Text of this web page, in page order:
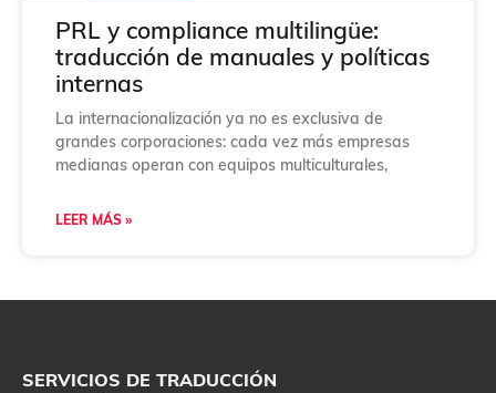
PRL y compliance multilingüe:
traducción de manuales y políticas
internas
La internacionalización ya no es exclusiva de
grandes corporaciones: cada vez más empresas
medianas operan con equipos multiculturales,
LEER MÁS »
SERVICIOS DE TRADUCCIÓN